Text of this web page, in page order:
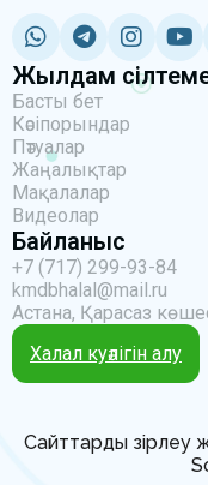
Жылдам
Басты бет
Кәсіпорындар
Пәтуалар
Жаңалықтар
Мақалалар
Видеолар
Байланыс
+7 (717) 299-93-84
kmdbhalal@mail.ru
Астана, Қарасаз
Халал куәлігін алу
Сайттарды әзірлеу